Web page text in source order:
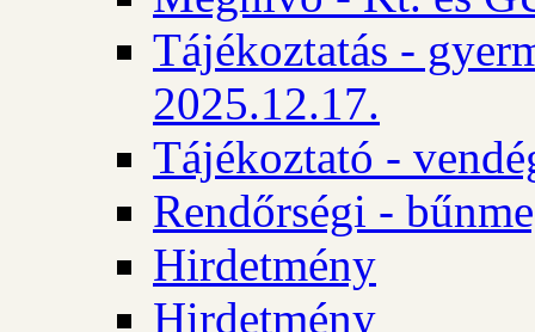
Tájékoztatás -
2025.12.17.
Tájékoztató -
Rendőrségi -
Hirdetmény
Hirdetmény